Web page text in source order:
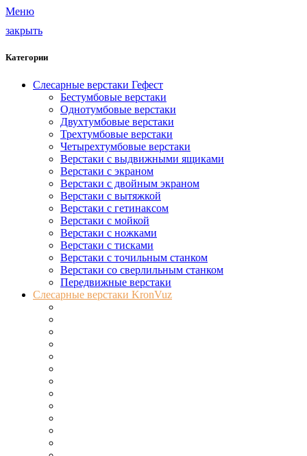
Меню
закрыть
Категории
Слесарные верстаки Гефест
Бестумбовые верстаки
Однотумбовые верстаки
Двухтумбовые верстаки
Трехтумбовые верстаки
Четырехтумбовые верстаки
Верстаки с выдвижными ящиками
Верстаки с экраном
Верстаки с двойным экраном
Верстаки с вытяжкой
Верстаки с гетинаксом
Верстаки с мойкой
Верстаки с ножками
Верстаки с тисками
Верстаки с точильным станком
Верстаки со сверлильным станком
Передвижные верстаки
Слесарные верстаки KronVuz